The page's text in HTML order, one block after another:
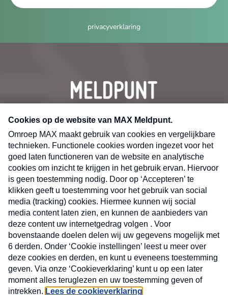
privacyverklaring
CONTACT
Volg ons op
X
Nieuwsbrief
Neem hier een gratis abonnement op de MAX
Consumenten nieuwsbrief. Elke maandag en